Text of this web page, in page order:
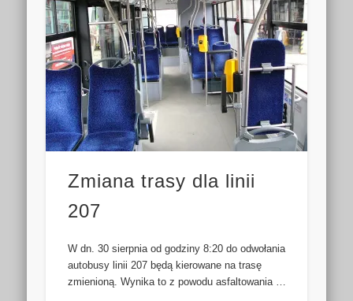
Zmiana trasy dla linii
207
W dn. 30 sierpnia od godziny 8:20 do odwołania
autobusy linii 207 będą kierowane na trasę
zmienioną. Wynika to z powodu asfaltowania …